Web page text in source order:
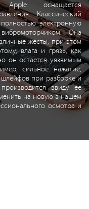
оснащается
Классический
электронную
Она
жесты, при этом
влага и грязь, как
он остается уязвимым
сильное нажатие,
при разборке и
ввиду ее
на новую в нашем
осмотра и